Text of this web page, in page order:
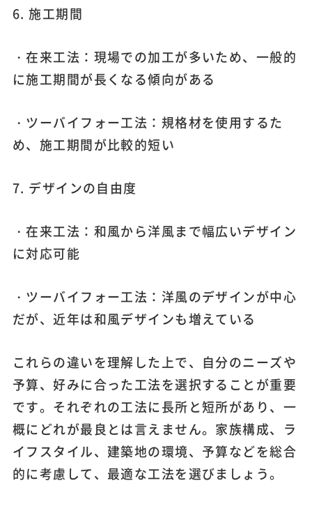
6. 施工期間
・在来工法：現場での加工が多いため、一般的
に施工期間が長くなる傾向がある
・ツーバイフォー工法：規格材を使用するた
め、施工期間が比較的短い
7. デザインの自由度
・在来工法：和風から洋風まで幅広いデザイン
に対応可能
・ツーバイフォー工法：洋風のデザインが中心
だが、近年は和風デザインも増えている
これらの違いを理解した上で、自分のニーズや
予算、好みに合った工法を選択することが重要
です。それぞれの工法に長所と短所があり、一
概にどれが最良とは言えません。家族構成、ラ
イフスタイル、建築地の環境、予算などを総合
的に考慮して、最適な工法を選びましょう。